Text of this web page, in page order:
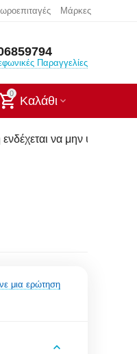
Μάρκες
Παραγγελίες
0
Καλάθι
υπάρχουν στα
μια ερώτηση